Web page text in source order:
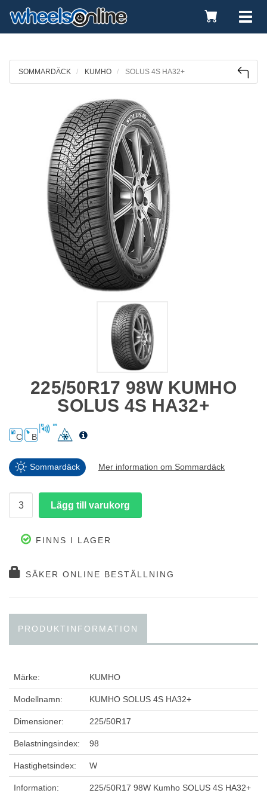
Toggle
Cart
SOMMARDÄCK KUMHO SOLUS 4S HA32+
225/50R17 98W KUMHO
SOLUS 4S HA32+
C B
Sommardäck Mer information om Sommardäck
FINNS I LAGER
SÄKER ONLINE BESTÄLLNING
PRODUKTINFORMATION
Märke: KUMHO
Modellnamn: KUMHO SOLUS 4S HA32+
Dimensioner: 225/50R17
Belastningsindex: 98
Hastighetsindex: W
Information:
225/50R17 98W Kumho SOLUS 4S HA32+